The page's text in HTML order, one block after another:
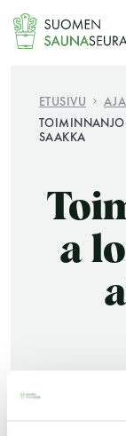
Siirry
sisältöön
Jokaisen
KATSO
ETUSIVU
SAAKKA
a